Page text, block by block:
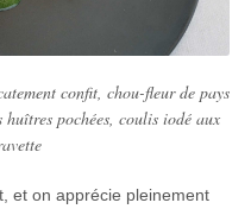
confit, chou-fleur de pays
pochées, coulis iodé aux
et on apprécie pleinement